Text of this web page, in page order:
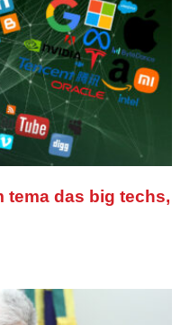
tema das big techs,